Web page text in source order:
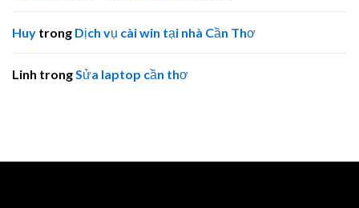
Huy trong Dịch vụ cài win tại nhà Cần Thơ
Linh trongSửa laptop cần thơ